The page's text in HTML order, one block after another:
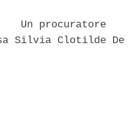
Un procuratore
Silvia Clotilde De